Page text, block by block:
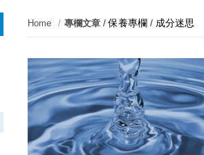
Home 專欄文章 /保養專欄 / 成分迷思